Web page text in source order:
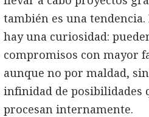
también es una tendencia.
hay una curiosidad:
compromisos con mayor
aunque no por maldad,
infinidad de posibilidades
procesan internamente.